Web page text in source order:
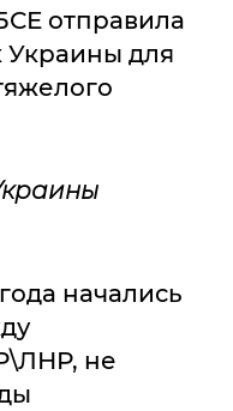
отправила
Украины для
начались
не